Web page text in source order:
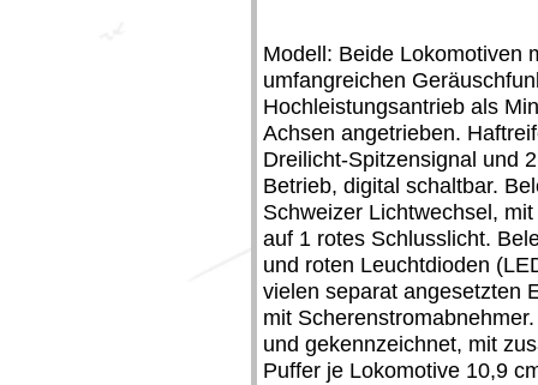
Modell: Beide Lokomotiven
umfangreichen
Hochleistungsantrieb als
Achsen angetrieben.
Dreilicht-Spitzensignal und
Betrieb, digital schaltbar.
Schweizer Lichtwechsel,
auf 1 rotes Schlusslicht.
und roten Leuchtdioden
vielen separat angesetzten
mit
und gekennzeichnet, mit
Puffer je Lokomotive 10,9